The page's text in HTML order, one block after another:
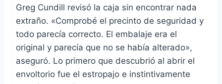
Greg Cundill revisó la caja sin encontrar nada
extraño. «Comprobé el precinto de seguridad y
todo parecía correcto. El embalaje era el
original y parecía que no se había alterado»,
aseguró. Lo primero que descubrió al abrir el
envoltorio fue el estropajo e instintivamente